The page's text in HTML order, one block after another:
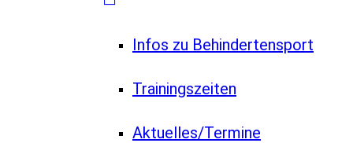
Infos zu Behindertensport
Trainingszeiten
Aktuelles/Termine